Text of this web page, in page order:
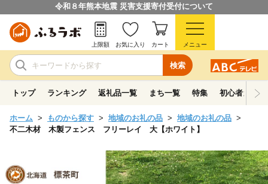
令和８年熊本地震 災害支援寄付受付について
検索
上限額 お気に入り カート メニュー
トップ ランキング 返礼品一覧 まち一覧 特集 初心者ガイド
ホーム ものから探す 地域のお礼の品
地域のお礼の品
不二木材 木製フェンス フリーレイ 大【ホワイト】